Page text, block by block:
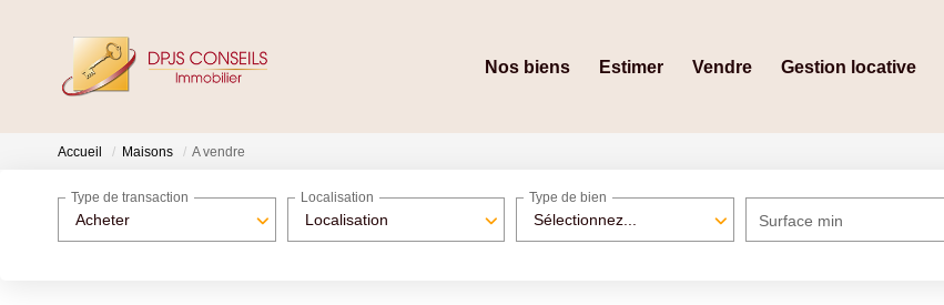
Nos biens Estimer Vendre Gestion locative
Accueil Maisons A vendre
Acheter
Type de transaction
Localisation
Localisation
Sélectionnez...
Type de bien
Surface min